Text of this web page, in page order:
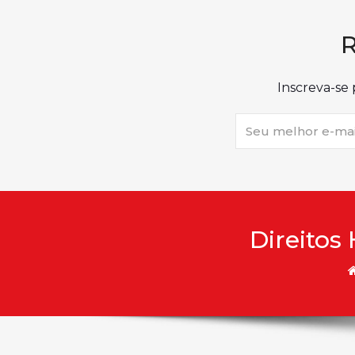
Inscreva-se
Direitos